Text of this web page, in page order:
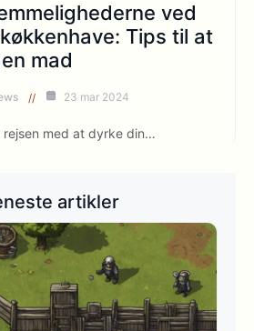
ved
Tips til at
mad
23 mar 2024
med at dyrke din…
artikler